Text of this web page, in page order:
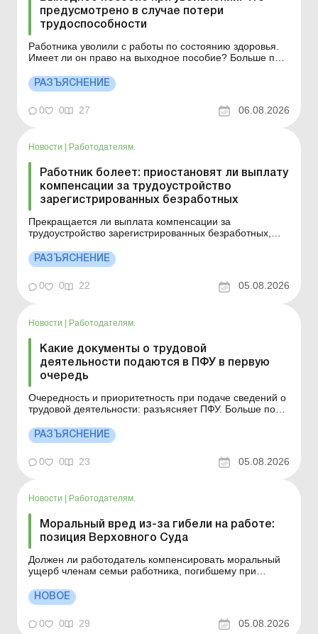
предусмотрено в случае потери
трудоспособности
Работника уволили с работы по состоянию здоровья.
Имеет ли он право на выходное пособие? Больше по
расчет, налогообложение Выходное пособие – это
государственная гарантия, заключающаяся в
предусмотренных зако...
РАЗЪЯСНЕНИЕ
0 0 27 06.08.2026
Новости Работодателям.
Работник болеет: приостановят ли выплату
компенсации за трудоустройство
зарегистрированных безработных
Прекращается ли выплата компенсации за
трудоустройство зарегистрированных безработных,
теме: Законодательные изменения в сфере занятости:
что нужно знать работодателю Временная
нетрудоспособность не является основанием для
прекращения компенсации, ес...
РАЗЪЯСНЕНИЕ
0 0 22 05.08.2026
Новости | Работодателям.
Какие документы о трудовой
деятельности подаются в ПФУ в первую
очередь
Очередность и приоритетность при подаче сведений о
трудовой деятельности: разъясняет ПФУ. Больше по
нет Может ли работник подать в ПФУ свою бумажную
трудовую книжку для оцифровки без участия
работодателя? Законом от 05.02.2021 № 1217-ІХ «О...
РАЗЪЯСНЕНИЕ
0 0 23 05.08.2026
Новости | Работодателям.
Моральный вред из-за гибели на работе:
позиция Верховного Суда
Должен ли работодатель компенсировать моральный
ущерб членам семьи работника, погибшему при
ракетных обстрелов? Верховный Суд сформировал
важную правовую позицию по этому вопросу. Больше
работника через суд Рабо...
НОВОЕ
0 0 29 05.08.2026